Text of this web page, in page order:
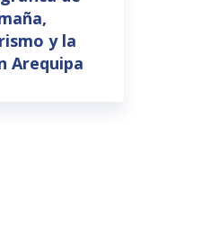
y la
Arequipa